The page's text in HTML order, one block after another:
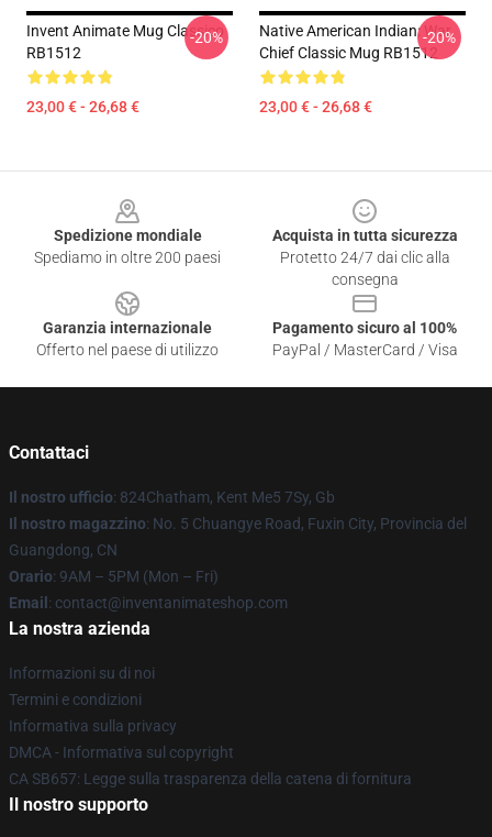
Invent Animate Mug Classico
RB1512
23,00 € - 26,68 €
-20%
Native American Indian: War
Chief Classic Mug RB1512
23,00 € - 26,68 €
-20%
Spedizione mondiale
Spediamo in oltre 200 paesi
Acquista in tutta sicurezza
Protetto 24/7 dai clic alla
consegna
Garanzia internazionale
Offerto nel paese di utilizzo
Pagamento sicuro al 100%
PayPal / MasterCard / Visa
Contattaci
Il nostro ufficio: 824Chatham, Kent Me5 7Sy, Gb
Il nostro magazzino: No. 5 Chuangye Road, Fuxin City, Provincia del
Guangdong, CN
Orario: 9AM – 5PM (Mon – Fri)
Email : contact@inventanimateshop.com
La nostra azienda
Informazioni su di noi
Termini e condizioni
Informativa sulla privacy
DMCA - Informativa sul copyright
CA SB657: Legge sulla trasparenza della catena di fornitura
Il nostro supporto